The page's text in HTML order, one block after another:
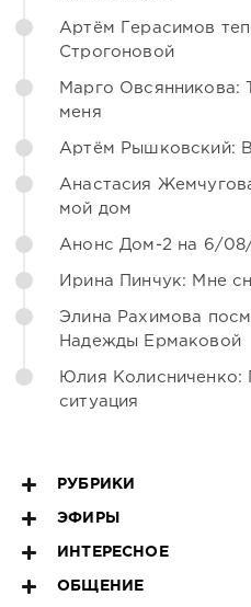
Артём Герасимов
Строгоновой
Марго Овсянникова:
меня
Артём Рышковский:
Анастасия
мой дом
Анонс Дом-2 на 6/
Ирина Пинчук: Мне
Элина Рахимова
Надежды Ермаковой
Юлия Колисниченко:
ситуация
РУБРИКИ
ЭФИРЫ
ИНТЕРЕСНОЕ
ОБЩЕНИЕ